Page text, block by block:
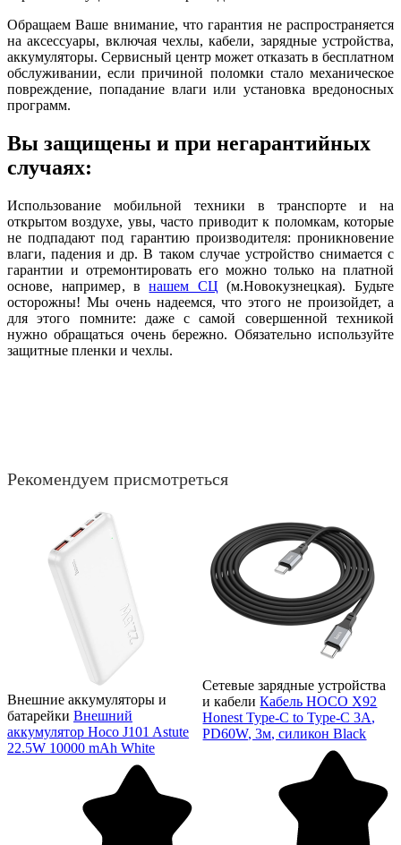
Обращаем Ваше внимание, что гарантия не распространяется
на аксессуары, включая чехлы, кабели, зарядные устройства,
аккумуляторы. Сервисный центр может отказать в бесплатном
обслуживании, если причиной поломки стало механическое
повреждение, попадание влаги или установка вредоносных
программ.
Вы защищены и при негарантийных
случаях:
Использование мобильной техники в транспорте и на
открытом воздухе, увы, часто приводит к поломкам, которые
не подпадают под гарантию производителя: проникновение
влаги, падения и др. В таком случае устройство снимается с
гарантии и отремонтировать его можно только на платной
основе, например, внашем СЦ (м.Новокузнецкая). Будьте
осторожны! Мы очень надеемся, что этого не произойдет, а
для этого помните: даже с самой совершенной техникой
нужно обращаться очень бережно. Обязательно используйте
защитные пленки и чехлы.
Рекомендуем присмотреться
Внешние аккумуляторы и
батарейки Внешний
аккумулятор Hoco J101 Astute
22.5W 10000 mAh White
Сетевые зарядные устройства
и кабели Кабель HOCO X92
Honest Type-C to Type-C 3А,
PD60W, 3м, силикон Black